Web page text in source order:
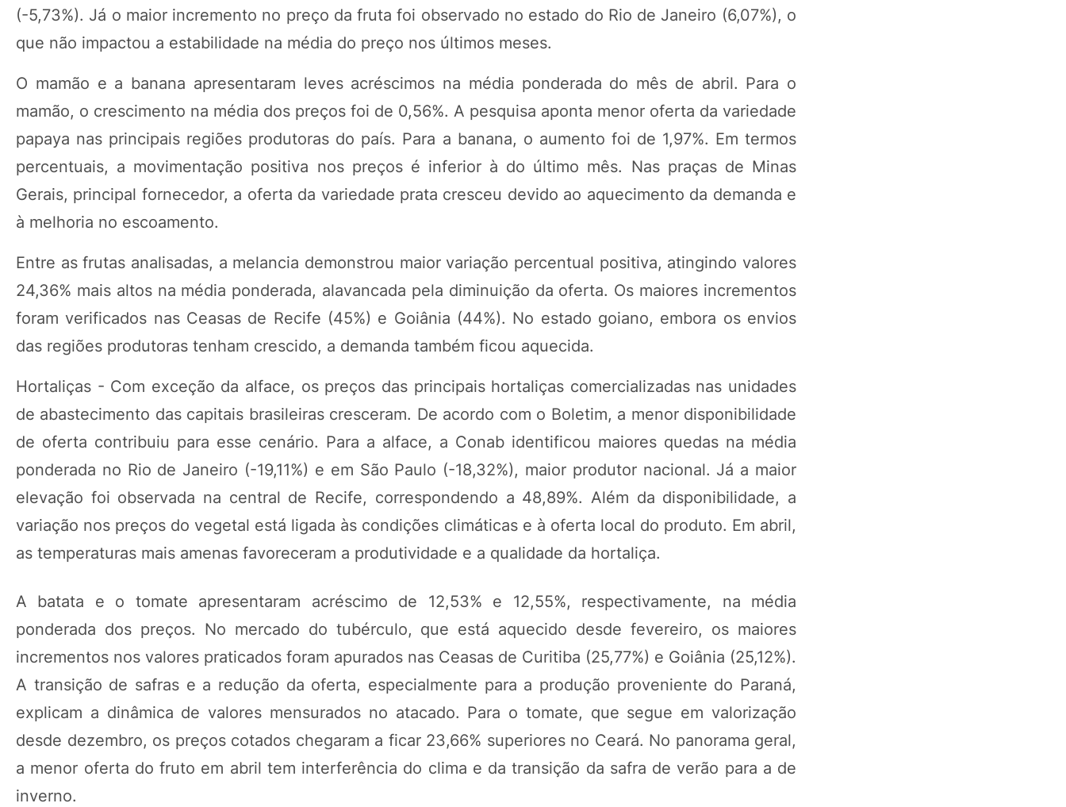
(-5,73%). Já o maior incremento no preço da fruta foi observado no estado do Rio de Janeiro (6,07%), o
que não impactou a estabilidade na média do preço nos últimos meses.
O mamão e a banana apresentaram leves acréscimos na média ponderada do mês de abril. Para o
mamão, o crescimento na média dos preços foi de 0,56%. A pesquisa aponta menor oferta da variedade
papaya nas principais regiões produtoras do país. Para a banana, o aumento foi de 1,97%. Em termos
percentuais, a movimentação positiva nos preços é inferior à do último mês. Nas praças de Minas
Gerais, principal fornecedor, a oferta da variedade prata cresceu devido ao aquecimento da demanda e
à melhoria no escoamento.
Entre as frutas analisadas, a melancia demonstrou maior variação percentual positiva, atingindo valores
24,36% mais altos na média ponderada, alavancada pela diminuição da oferta. Os maiores incrementos
foram verificados nas Ceasas de Recife (45%) e Goiânia (44%). No estado goiano, embora os envios
das regiões produtoras tenham crescido, a demanda também ficou aquecida.
Hortaliças - Com exceção da alface, os preços das principais hortaliças comercializadas nas unidades
de abastecimento das capitais brasileiras cresceram. De acordo com o Boletim, a menor disponibilidade
de oferta contribuiu para esse cenário. Para a alface, a Conab identificou maiores quedas na média
ponderada no Rio de Janeiro (-19,11%) e em São Paulo (-18,32%), maior produtor nacional. Já a maior
elevação foi observada na central de Recife, correspondendo a 48,89%. Além da disponibilidade, a
variação nos preços do vegetal está ligada às condições climáticas e à oferta local do produto. Em abril,
as temperaturas mais amenas favoreceram a produtividade e a qualidade da hortaliça.
A batata e o tomate apresentaram acréscimo de 12,53% e 12,55%, respectivamente, na média
ponderada dos preços. No mercado do tubérculo, que está aquecido desde fevereiro, os maiores
incrementos nos valores praticados foram apurados nas Ceasas de Curitiba (25,77%) e Goiânia (25,12%).
A transição de safras e a redução da oferta, especialmente para a produção proveniente do Paraná,
explicam a dinâmica de valores mensurados no atacado. Para o tomate, que segue em valorização
desde dezembro, os preços cotados chegaram a ficar 23,66% superiores no Ceará. No panorama geral,
a menor oferta do fruto em abril tem interferência do clima e da transição da safra de verão para a de
inverno.